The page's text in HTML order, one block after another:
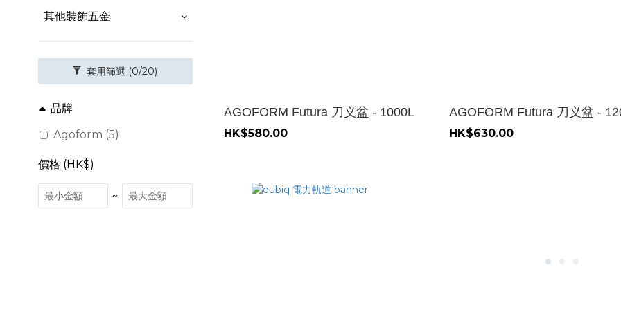
其他裝飾五金
套用篩選 (0/20)
品牌
Agoform (5)
價格 (HK$)
~
AGOFORM Futura 刀义盆 - 1000L
HK$580.00
AGOFORM Futura 刀义盆 -
HK$630.00